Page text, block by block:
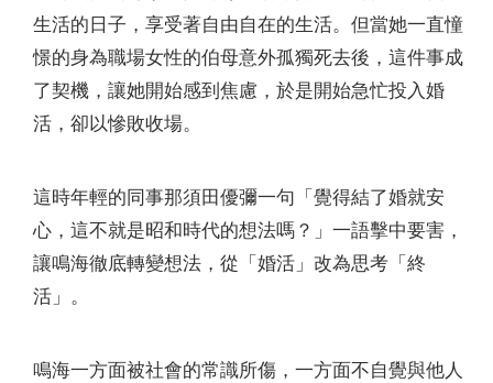
生活的日子，享受著自由自在的生活。但當她一直憧
憬的身為職場女性的伯母意外孤獨死去後，這件事成
了契機，讓她開始感到焦慮，於是開始急忙投入婚
活，卻以慘敗收場。
這時年輕的同事那須田優彌一句「覺得結了婚就安
心，這不就是昭和時代的想法嗎？」一語擊中要害，
讓鳴海徹底轉變想法，從「婚活」改為思考「終
活」。
鳴海一方面被社會的常識所傷，一方面不自覺與他人